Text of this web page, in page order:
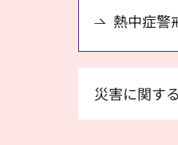
熱中症警
災害に関す